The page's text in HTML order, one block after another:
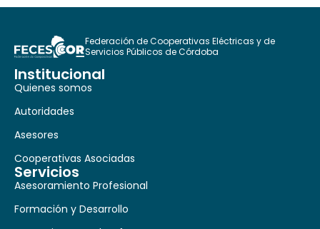
Federación de Cooperativas Eléctricas y de
Servicios Públicos de Córdoba
Institucional
Quienes somos
Autoridades
Asesores
Cooperativas Asociadas
Servicios
Asesoramiento Profesional
Formación y Desarrollo